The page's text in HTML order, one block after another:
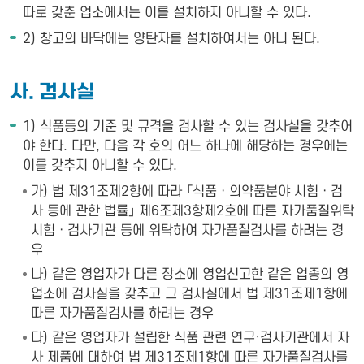
따로 갖춘 업소에서는 이를 설치하지 아니할 수 있다.
2) 창고의 바닥에는 양탄자를 설치하여서는 아니 된다.
사. 검사실
1) 식품등의 기준 및 규격을 검사할 수 있는 검사실을 갖추어
야 한다. 다만, 다음 각 호의 어느 하나에 해당하는 경우에는
이를 갖추지 아니할 수 있다.
가) 법 제31조제2항에 따라 「식품ㆍ의약품분야 시험ㆍ검
사 등에 관한 법률」 제6조제3항제2호에 따른 자가품질위탁
시험ㆍ검사기관 등에 위탁하여 자가품질검사를 하려는 경
우
나) 같은 영업자가 다른 장소에 영업신고한 같은 업종의 영
업소에 검사실을 갖추고 그 검사실에서 법 제31조제1항에
따른 자가품질검사를 하려는 경우
다) 같은 영업자가 설립한 식품 관련 연구·검사기관에서 자
사 제품에 대하여 법 제31조제1항에 따른 자가품질검사를